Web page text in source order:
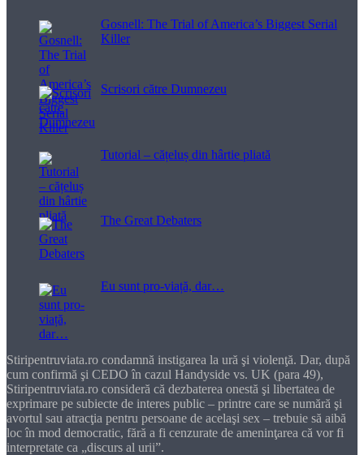
Gosnell: The Trial of America’s Biggest Serial
Killer
Scrisori către Dumnezeu
Tutorial – cățeluș din hârtie pliată
The Great Debaters
Eu sunt pro-viață, dar…
Stiripentruviata.ro condamnă instigarea la ură şi violenţă. Dar, după
cum confirmă şi CEDO în cazul Handyside vs. UK (para 49),
Stiripentruviata.ro consideră că dezbaterea onestă şi libertatea de
exprimare pe subiecte de interes public – printre care se numără şi
avortul sau atracţia pentru persoane de acelaşi sex – trebuie să aibă
loc în mod democratic, fără a fi cenzurate de ameninţarea că vor fi
interpretate ca „discurs al urii”.